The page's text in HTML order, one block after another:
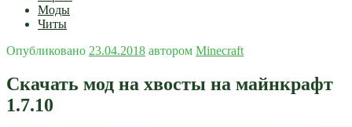
Моды
Читы
Опубликовано 23.04.2018 автором Minecraft
Скачать мод на хвосты на майнкрафт
1.7.10